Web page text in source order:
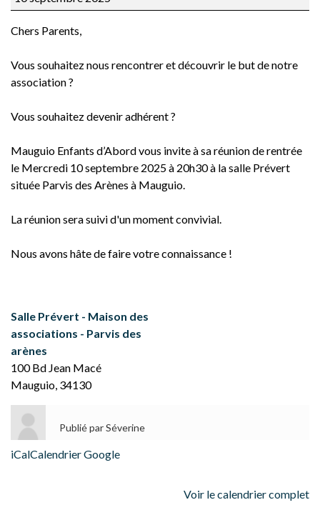
Chers Parents,
Vous souhaitez nous rencontrer et découvrir le but de notre
association ?
Vous souhaitez devenir adhérent ?
Mauguio Enfants d’Abord vous invite à sa réunion de rentrée
le Mercredi 10 septembre 2025 à 20h30 à la salle Prévert
située Parvis des Arènes à Mauguio.
La réunion sera suivi d'un moment convivial.
Nous avons hâte de faire votre connaissance !
Salle Prévert - Maison des
associations - Parvis des
arènes
100 Bd Jean Macé
Mauguio, 34130
Publié parSéverine
iCalCalendrier Google
Voir le calendrier complet